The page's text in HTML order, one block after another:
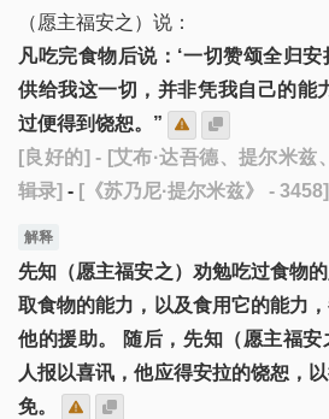
（愿主福安之）说：
凡吃完食物后说：‘一切赞颂全归
供给我这一切，并非凭我自己的能
过便得到饶恕。”
[良好的] - [艾布·达吾德、提尔米兹
辑录] - [《苏乃尼·提尔米兹》 - 3458]
解释
先知（愿主福安之）劝勉吃过食物
取食物的能力，以及食用它的能力
他的援助。 随后，先知（愿主福
人报以喜讯，他应得安拉的饶恕，
免。